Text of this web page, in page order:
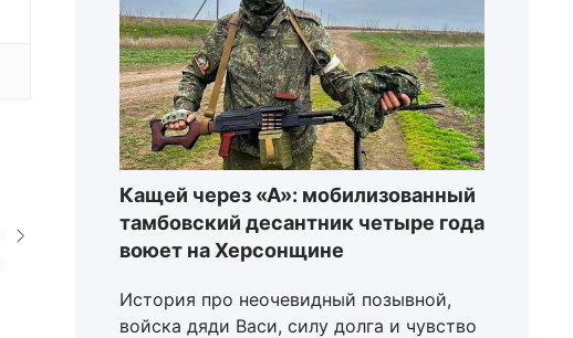
Кащей через «А»: мобилизованный
тамбовский десантник четыре года
воюет на Херсонщине
История про неочевидный позывной,
войска дяди Васи, силу долга и чувство